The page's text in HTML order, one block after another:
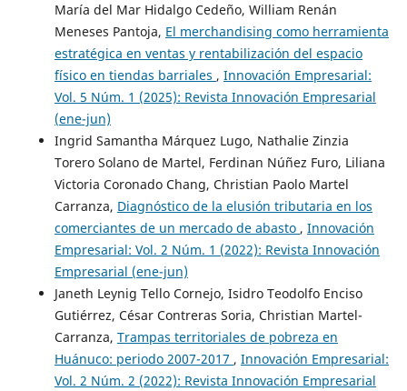
María del Mar Hidalgo Cedeño, William Renán
Meneses Pantoja, El merchandising como herramienta
estratégica en ventas y rentabilización del espacio
físico en tiendas barriales , Innovación Empresarial:
Vol. 5 Núm. 1 (2025): Revista Innovación Empresarial
(ene-jun)
Ingrid Samantha Márquez Lugo, Nathalie Zinzia
Torero Solano de Martel, Ferdinan Núñez Furo, Liliana
Victoria Coronado Chang, Christian Paolo Martel
Carranza, Diagnóstico de la elusión tributaria en los
comerciantes de un mercado de abasto , Innovación
Empresarial: Vol. 2 Núm. 1 (2022): Revista Innovación
Empresarial (ene-jun)
Janeth Leynig Tello Cornejo, Isidro Teodolfo Enciso
Gutiérrez, César Contreras Soria, Christian Martel-
Carranza, Trampas territoriales de pobreza en
Huánuco: periodo 2007-2017 , Innovación Empresarial:
Vol. 2 Núm. 2 (2022): Revista Innovación Empresarial